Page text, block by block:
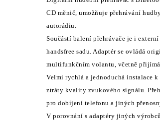
CD měnič, umožňuje přehrávání
autorádiu.
Součástí balení přehrávače je i externí
handsfree sadu. Adaptér se ovládá
multifunkčním volantu, včetně přijímá
Velmi rychlá a jednoduchá instalace k
ztráty kvality zvukového signálu.
pro dobíjení telefonu a jiných přenosn
V porovnání s adaptéry jiných vý